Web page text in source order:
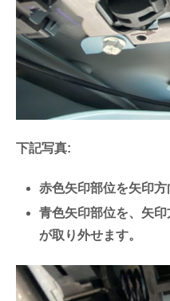
下記写真:
赤色矢印部位を矢印方
青色矢印部位を、矢
が取り外せます。